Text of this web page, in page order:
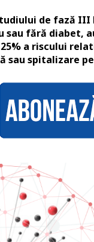
de fază III
sau fără diabet,
a riscului
sau spitalizare